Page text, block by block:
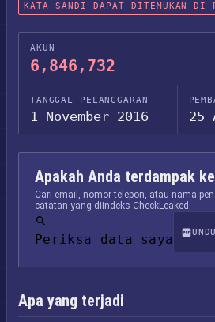
KATA SANDI DAPAT DITEMUKAN DI
AKUN
6,846,732
TANGGAL PELANGGARAN
1 November 2016 25
Apakah Anda terdampak
Cari email, nomor telepon, atau nama
catatan yang diindeks CheckLeaked.
Periksa data saya
Apa yang terjadi